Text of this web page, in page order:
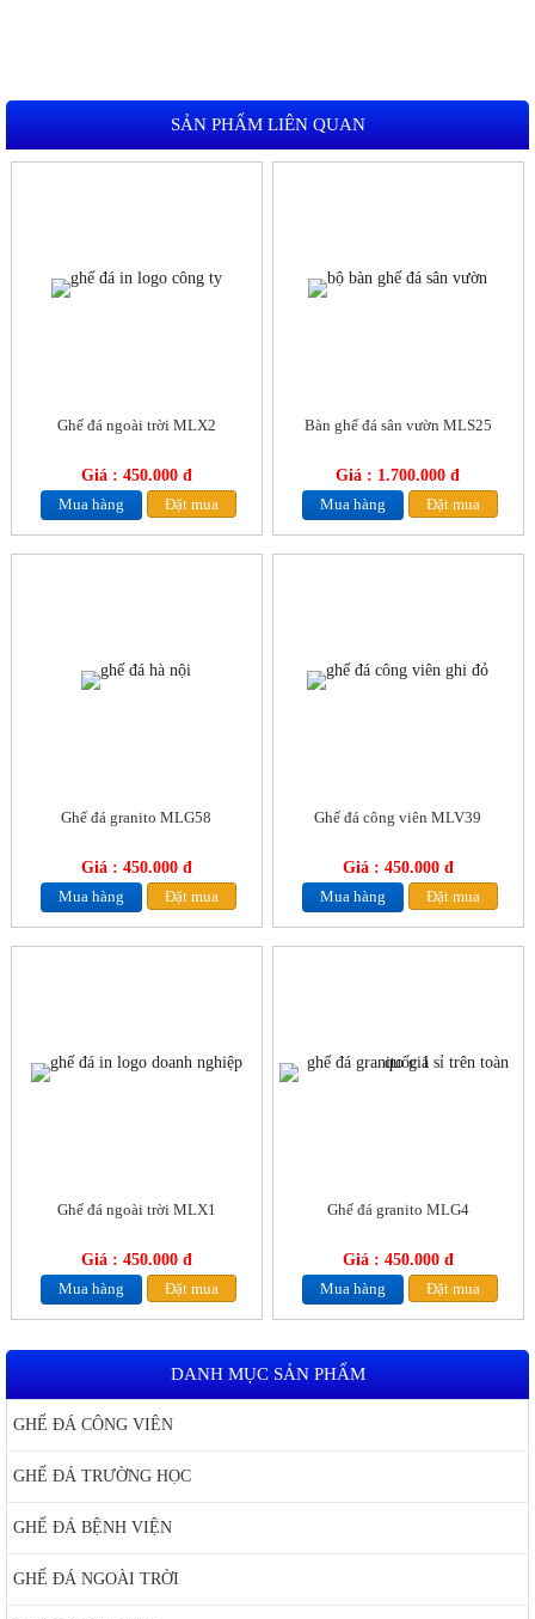
SẢN PHẨM LIÊN QUAN
Ghế đá ngoài trời MLX2
Giá : 450.000 đ
Mua hàng
Đặt mua
Bàn ghế đá sân vườn MLS25
Giá : 1.700.000 đ
Mua hàng
Đặt mua
Ghế đá granito MLG58
Giá : 450.000 đ
Mua hàng
Đặt mua
Ghế đá công viên MLV39
Giá : 450.000 đ
Mua hàng
Đặt mua
Ghế đá ngoài trời MLX1
Giá : 450.000 đ
Mua hàng
Đặt mua
Ghế đá granito MLG4
Giá : 450.000 đ
Mua hàng
Đặt mua
DANH MỤC SẢN PHẨM
GHẾ ĐÁ CÔNG VIÊN
GHẾ ĐÁ TRƯỜNG HỌC
GHẾ ĐÁ BỆNH VIỆN
GHẾ ĐÁ NGOÀI TRỜI